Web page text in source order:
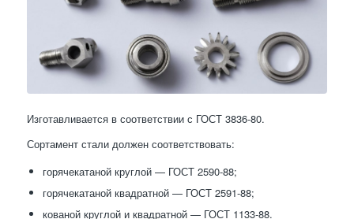
Изготавливается в соответствии с ГОСТ 3836-80.
Сортамент стали должен соответствовать:
горячекатаной круглой — ГОСТ 2590-88;
горячекатаной квадратной — ГОСТ 2591-88;
кованой круглой и квадратной — ГОСТ 1133-88.